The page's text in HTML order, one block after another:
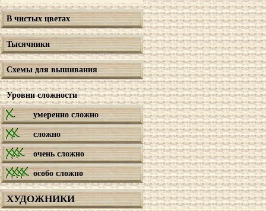
В чистых цветах
Тысячники
Схемы для вышивания
Уровни сложности
умеренно сложно
сложно
очень сложно
особо сложно
ХУДОЖНИКИ